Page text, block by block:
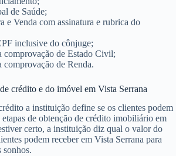
de Saúde;
e Venda com assinatura e rubrica do
inclusive do cônjuge;
comprovação de Estado Civil;
comprovação de Renda.
crédito e do imóvel em Vista Serrana
a instituição define se os clientes podem
de obtenção de crédito imobiliário em
certo, a instituição diz qual o valor do
podem receber em Vista Serrana para
sonhos.